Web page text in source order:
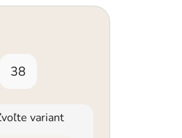
38
variant